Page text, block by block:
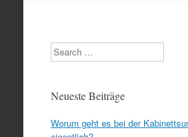
Search
Neueste Beiträge
Worum geht es bei der